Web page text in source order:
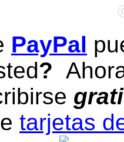
PayPal
?
tarjetas